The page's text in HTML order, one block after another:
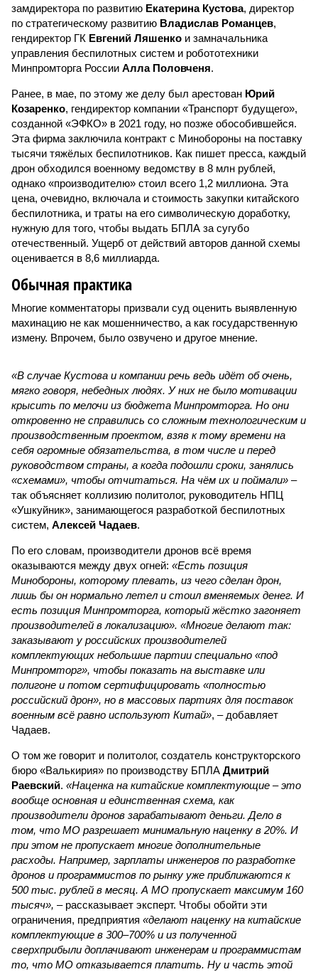
замдиректора по развитию Екатерина Кустова, директор
по стратегическому развитию Владислав Романцев,
гендиректор ГК Евгений Ляшенко и замначальника
управления беспилотных систем и робототехники
Минпромторга России Алла Половченя.
Ранее, в мае, по этому же делу был арестован Юрий
Козаренко, гендиректор компании «Транспорт будущего»,
созданной «ЭФКО» в 2021 году, но позже обособившейся.
Эта фирма заключила контракт с Минобороны на поставку
тысячи тяжёлых беспилотников. Как пишет пресса, каждый
дрон обходился военному ведомству в 8 млн рублей,
однако «производителю» стоил всего 1,2 миллиона. Эта
цена, очевидно, включала и стоимость закупки китайского
беспилотника, и траты на его символическую доработку,
нужную для того, чтобы выдать БПЛА за сугубо
отечественный. Ущерб от действий авторов данной схемы
оценивается в 8,6 миллиарда.
Обычная практика
Многие комментаторы призвали суд оценить выявленную
махинацию не как мошенничество, а как государственную
измену. Впрочем, было озвучено и другое мнение.
«В случае Кустова и компании речь ведь идёт об очень,
мягко говоря, небедных людях. У них не было мотивации
крысить по мелочи из бюджета Минпромторга. Но они
откровенно не справились со сложным технологическим и
производственным проектом, взяв к тому времени на
себя огромные обязательства, в том числе и перед
руководством страны, а когда подошли сроки, занялись
«схемами», чтобы отчитаться. На чём их и поймали» –
так объясняет коллизию политолог, руководитель НПЦ
«Ушкуйник», занимающегося разработкой беспилотных
систем, Алексей Чадаев.
По его словам, производители дронов всё время
оказываются между двух огней: «Есть позиция
Минобороны, которому плевать, из чего сделан дрон,
лишь бы он нормально летел и стоил вменяемых денег. И
есть позиция Минпромторга, который жёстко загоняет
производителей в локализацию». «Многие делают так:
заказывают у российских производителей
комплектующих небольшие партии специально «под
Минпромторг», чтобы показать на выставке или
полигоне и потом сертифицировать «полностью
российский дрон», но в массовых партиях для поставок
военным всё равно используют Китай», – добавляет
Чадаев.
О том же говорит и политолог, создатель конструкторского
бюро «Валькирия» по производству БПЛА Дмитрий
Раевский. «Наценка на китайские комплектующие – это
вообще основная и единственная схема, как
производители дронов зарабатывают деньги. Дело в
том, что МО разрешает минимальную наценку в 20%. И
при этом не пропускает многие дополнительные
расходы. Например, зарплаты инженеров по разработке
дронов и программистов по рынку уже приближаются к
500 тыс. рублей в месяц. А МО пропускает максимум 160
тысяч», – рассказывает эксперт. Чтобы обойти эти
ограничения, предприятия «делают наценку на китайские
комплектующие в 300–700% и из полученной
сверхприбыли доплачивают инженерам и программистам
то, что МО отказывается платить. Ну и часть этой